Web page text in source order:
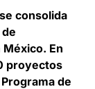
consolida
México. En
proyectos
de